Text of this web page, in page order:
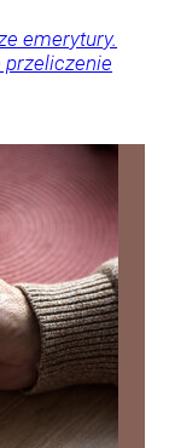
emerytury.
przeliczenie